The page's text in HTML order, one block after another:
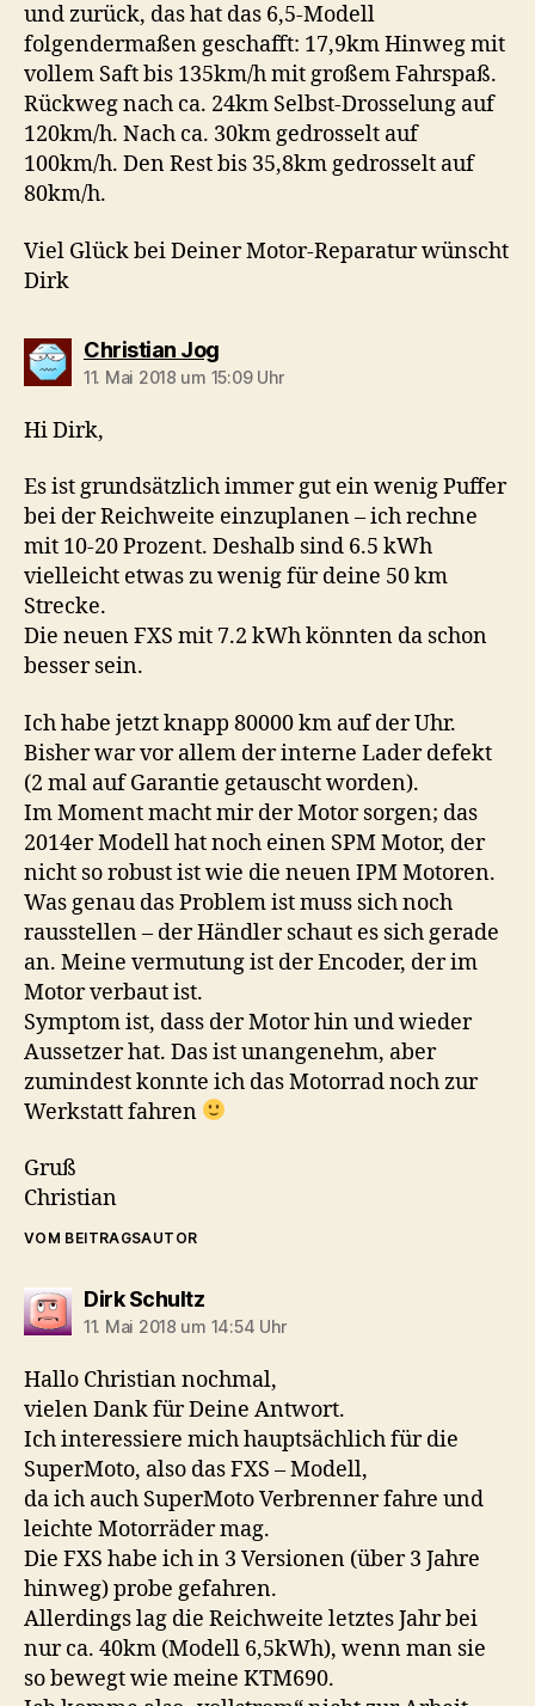
und zurück, das hat das 6,5-Modell
folgendermaßen geschafft: 17,9km Hinweg mit
vollem Saft bis 135km/h mit großem Fahrspaß.
Rückweg nach ca. 24km Selbst-Drosselung auf
120km/h. Nach ca. 30km gedrosselt auf
100km/h. Den Rest bis 35,8km gedrosselt auf
80km/h.
Viel Glück bei Deiner Motor-Reparatur wünscht
Dirk
Christian Jogsagt:
11. Mai 2018 um 15:09 Uhr
Hi Dirk,
Es ist grundsätzlich immer gut ein wenig Puffer
bei der Reichweite einzuplanen – ich rechne
mit 10-20 Prozent. Deshalb sind 6.5 kWh
vielleicht etwas zu wenig für deine 50 km
Strecke.
Die neuen FXS mit 7.2 kWh könnten da schon
besser sein.
Ich habe jetzt knapp 80000 km auf der Uhr.
Bisher war vor allem der interne Lader defekt
(2 mal auf Garantie getauscht worden).
Im Moment macht mir der Motor sorgen; das
2014er Modell hat noch einen SPM Motor, der
nicht so robust ist wie die neuen IPM Motoren.
Was genau das Problem ist muss sich noch
rausstellen – der Händler schaut es sich gerade
an. Meine vermutung ist der Encoder, der im
Motor verbaut ist.
Symptom ist, dass der Motor hin und wieder
Aussetzer hat. Das ist unangenehm, aber
zumindest konnte ich das Motorrad noch zur
Werkstatt fahren
Gruß
Christian
VOM BEITRAGSAUTOR
Dirk Schultzsagt:
11. Mai 2018 um 14:54 Uhr
Hallo Christian nochmal,
vielen Dank für Deine Antwort.
Ich interessiere mich hauptsächlich für die
SuperMoto, also das FXS – Modell,
da ich auch SuperMoto Verbrenner fahre und
leichte Motorräder mag.
Die FXS habe ich in 3 Versionen (über 3 Jahre
hinweg) probe gefahren.
Allerdings lag die Reichweite letztes Jahr bei
nur ca. 40km (Modell 6,5kWh), wenn man sie
so bewegt wie meine KTM690.